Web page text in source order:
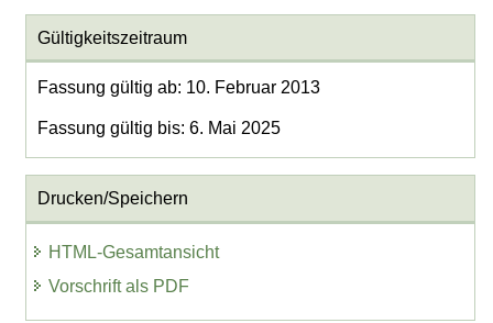
Gültigkeitszeitraum
Fassung gültig ab: 10. Februar 2013
Fassung gültig bis: 6. Mai 2025
Drucken/Speichern
HTML-Gesamtansicht
Vorschrift als PDF